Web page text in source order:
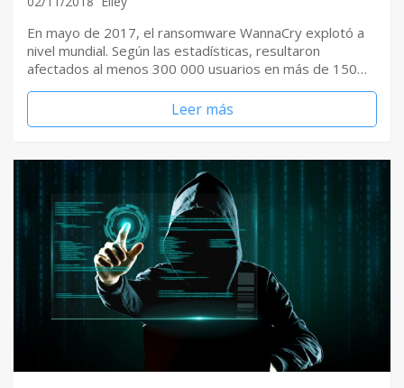
En mayo de 2017, el ransomware WannaCry explotó a
nivel mundial. Según las estadísticas, resultaron
afectados al menos 300 000 usuarios en más de 150…
Leer más